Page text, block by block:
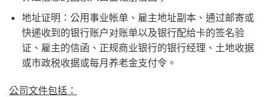
地址证明：公用事业帐单、雇主地址副本、通过邮寄或
快递收到的银行账户对账单以及银行配给卡的签名验
证、雇主的信函、正规商业银行的银行经理、土地收据
或市政税收据或每月养老金支付令。
公司文件包括：